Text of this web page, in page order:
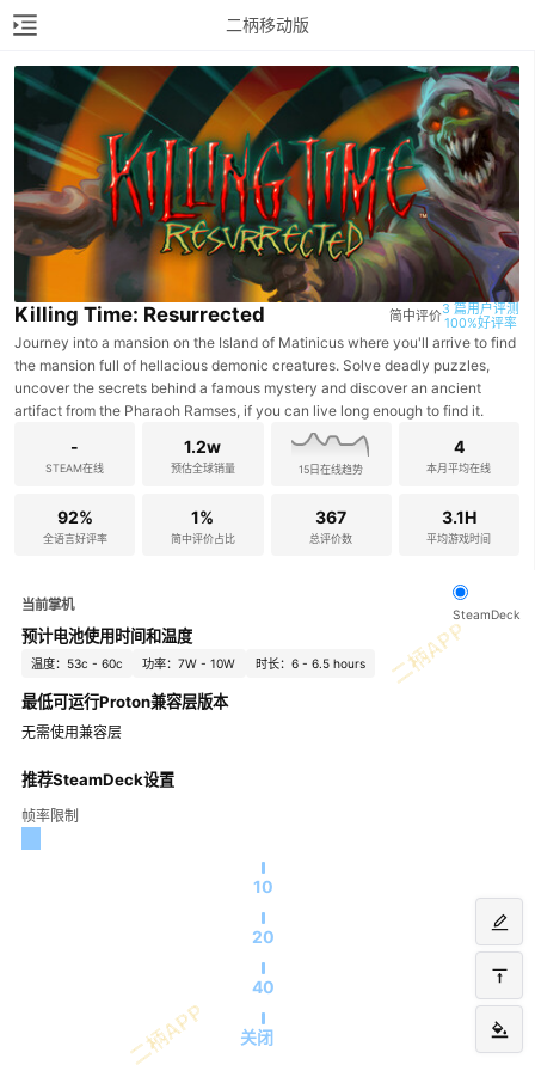
二柄移动版
Killing Time: Resurrected 简中评价3 篇用户评测
100%好评率
Journey into a mansion on the Island of Matinicus where you'll arrive to find
the mansion full of hellacious demonic creatures. Solve deadly puzzles,
uncover the secrets behind a famous mystery and discover an ancient
artifact from the Pharaoh Ramses, if you can live long enough to find it.
-
STEAM在线
1.2w
预估全球销量 15日在线趋势
4
本月平均在线
92%
全语言好评率
1%
简中评价占比
367
总评价数
3.1H
平均游戏时间
当前掌机
SteamDeck
预计电池使用时间和温度
温度：53c - 60c 功率：7W - 10W 时长：6 - 6.5 hours
最低可运行Proton兼容层版本
无需使用兼容层
推荐SteamDeck设置
帧率限制
10
20
40
关闭